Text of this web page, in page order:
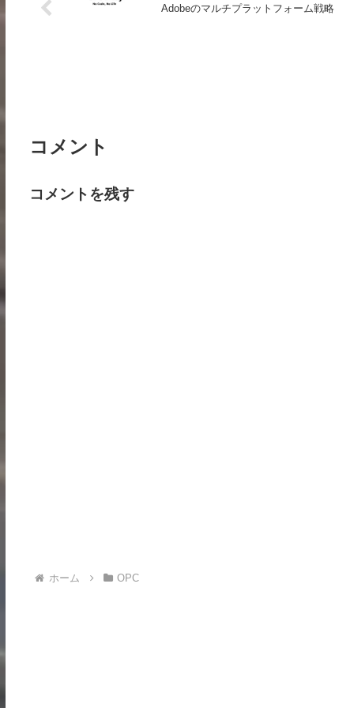
Adobeのマルチプラットフォーム戦略
コメント
コメントを残す
ホーム OPC